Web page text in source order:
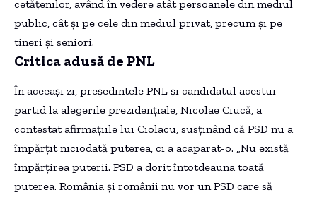
cetățenilor, având în vedere atât persoanele din mediul
public, cât și pe cele din mediul privat, precum și pe
tineri și seniori.
Critica adusă de PNL
În aceeași zi, președintele PNL și candidatul acestui
partid la alegerile prezidențiale, Nicolae Ciucă, a
contestat afirmațiile lui Ciolacu, susținând că PSD nu a
împărțit niciodată puterea, ci a acaparat-o. „Nu există
împărțirea puterii. PSD a dorit întotdeauna toată
puterea. România și românii nu vor un PSD care să